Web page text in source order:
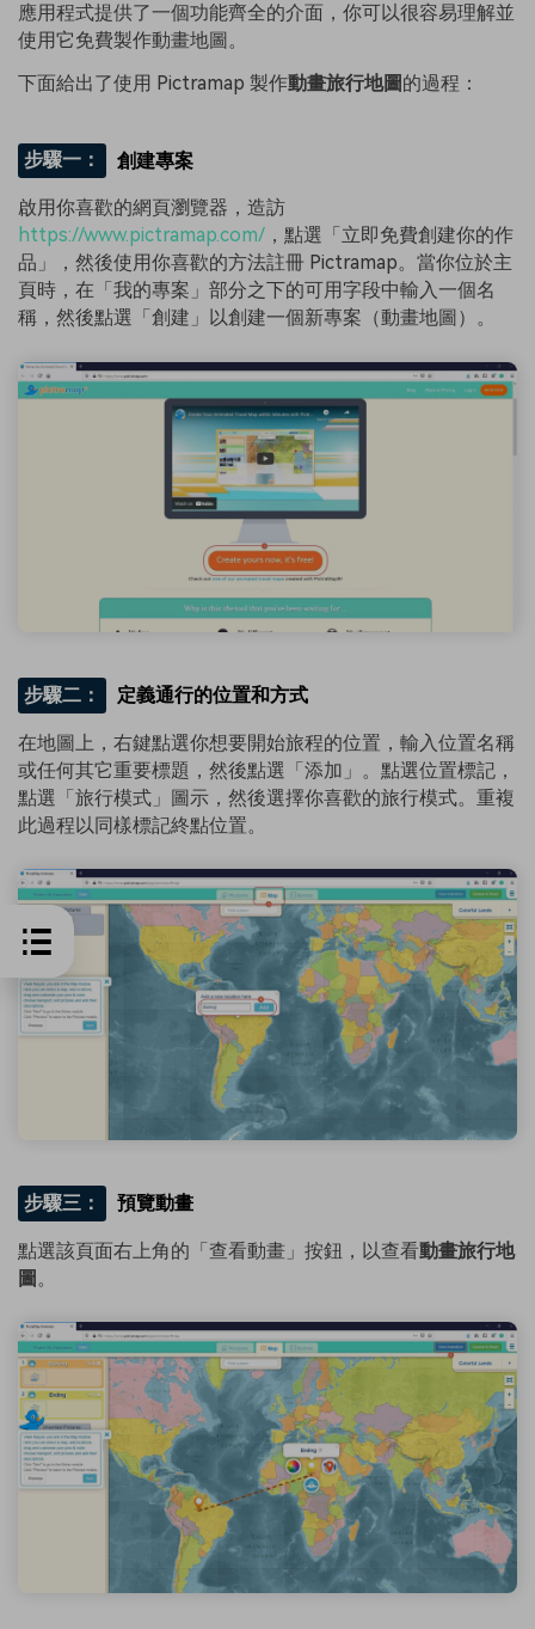
應用程式提供了一個功能齊全的介面，你可以很容易理解並
使用它免費製作動畫地圖。
下面給出了使用 Pictramap 製作動畫旅行地圖的過程：
步驟一： 創建專案
啟用你喜歡的網頁瀏覽器，造訪
https://www.pictramap.com/ ，點選「立即免費創建你的作
品」，然後使用你喜歡的方法註冊 Pictramap。當你位於主
頁時，在「我的專案」部分之下的可用字段中輸入一個名
稱，然後點選「創建」以創建一個新專案（動畫地圖）。
步驟二： 定義通行的位置和方式
在地圖上，右鍵點選你想要開始旅程的位置，輸入位置名稱
或任何其它重要標題，然後點選「添加」。點選位置標記，
點選「旅行模式」圖示，然後選擇你喜歡的旅行模式。重複
此過程以同樣標記終點位置。
步驟三： 預覽動畫
點選該頁面右上角的「查看動畫」按鈕，以查看動畫旅行地
圖 。